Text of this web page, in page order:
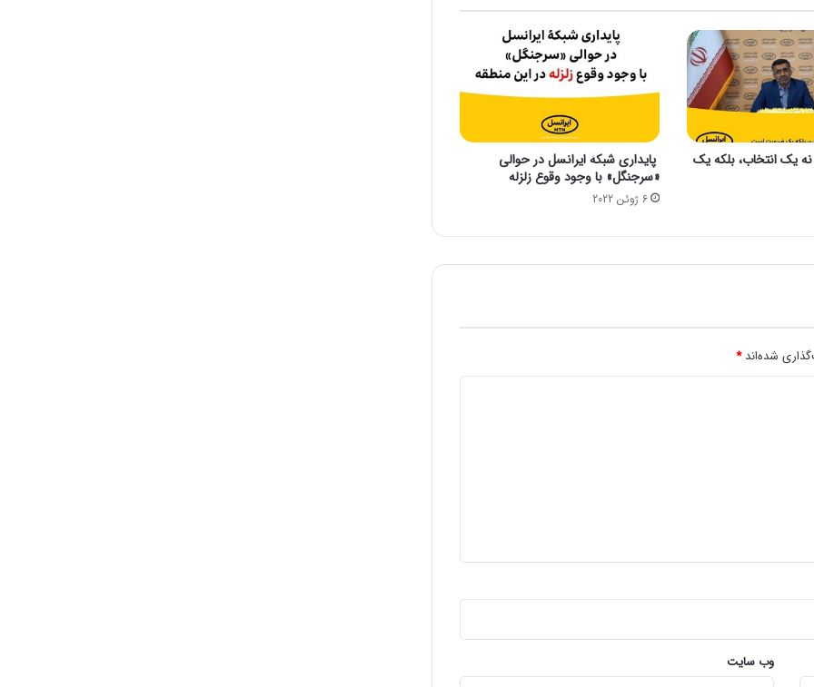
ی
ن
م
ر
ز
ی
ا
ی
د
ل
یک انتخاب، بلکه یک
پایداری شبکۀ ایرانسل در حوالی
«سرجنگل» با وجود وقوع زلزله
6 ژوئن 2022
شده‌اند*
وب‌ سایت